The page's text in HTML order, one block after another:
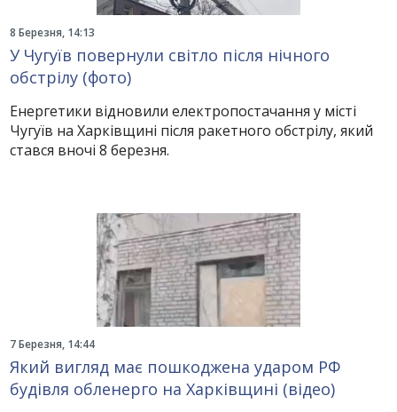
8 Березня, 14:13
У Чугуїв повернули світло після нічного
обстрілу (фото)
Енергетики відновили електропостачання у місті
Чугуїв на Харківщині після ракетного обстрілу, який
стався вночі 8 березня.
7 Березня, 14:44
Який вигляд має пошкоджена ударом РФ
будівля обленерго на Харківщині (відео)